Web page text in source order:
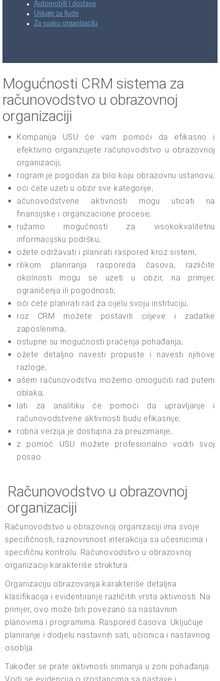
Automobili i dostava
Usluge za ljude
Za svaku organizaciju
Mogućnosti CRM sistema za
računovodstvo u obrazovnoj
organizaciji
Kompanija USU će vam pomoći da efikasno i
efektivno organizujete računovodstvo u obrazovnoj
organizaciji;
rogram je pogodan za bilo koju obrazovnu ustanovu;
oći ćete uzeti u obzir sve kategorije;
ačunovodstvene aktivnosti mogu uticati na
finansijske i organizacione procese;
ružamo mogućnosti za visokokvalitetnu
informacijsku podršku;
ožete održavati i planirati raspored kroz sistem;
rilikom planiranja rasporeda časova, različite
okolnosti mogu se uzeti u obzir, na primjer,
ograničenja ili pogodnosti;
oći ćete planirati rad za cijelu svoju instituciju;
roz CRM možete postaviti ciljeve i zadatke
zaposlenima;
ostupne su mogućnosti praćenja pohađanja;
ožete detaljno navesti propuste i navesti njihove
razloge;
ašem računovodstvu možemo omogućiti rad putem
oblaka;
lati za analitiku će pomoći da upravljanje i
računovodstvene aktivnosti budu efikasnije;
robna verzija je dostupna za preuzimanje;
z pomoć USU možete profesionalno voditi svoj
posao.
Računovodstvo u obrazovnoj
organizaciji
Računovodstvo u obrazovnoj organizaciji ima svoje
specifičnosti, raznovrsnost interakcija sa učesnicima i
specifičnu kontrolu. Računovodstvo u obrazovnoj
organizaciji karakteriše struktura.
Organizaciju obrazovanja karakteriše detaljna
klasifikacija i evidentiranje različitih vrsta aktivnosti. Na
primjer, ovo može biti povezano sa nastavnim
planovima i programima. Raspored časova: Uključuje
planiranje i dodjelu nastavnih sati, učionica i nastavnog
osoblja.
Također se prate aktivnosti snimanja u zoni pohađanja.
Vodi se evidencija o izostancima sa nastave i